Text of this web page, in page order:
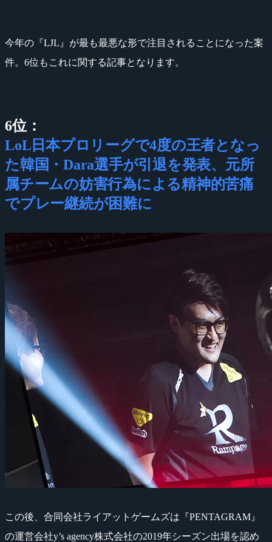
今年の『LJL』が最も最悪な形で注目されることになった案
件。6位もこれに関する記事となります。
6位：
LoL日本プロリーグで4度の王者となっ
た韓国・Dara選手が引退を発表、元所
属チームの妨害行為による精神的苦痛
でプレー継続が困難に
この後、合同会社ライアットゲームズは『PENTAGRAM』
の運営会社y’s agency株式会社の2019年シーズン出場を認め